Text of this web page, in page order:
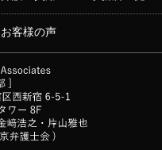
お客様の声